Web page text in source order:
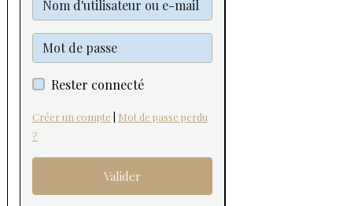
Rester connecté
Créer un compte
Mot de passe perdu
?
Valider